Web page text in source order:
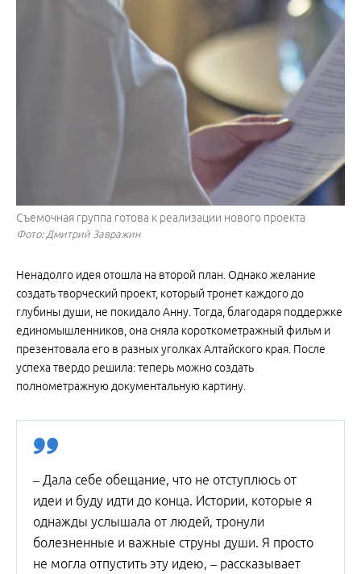
Съемочная группа готова к реализации нового проекта
Фото: Дмитрий Завражин
Ненадолго идея отошла на второй план. Однако желание
создать творческий проект, который тронет каждого до
глубины души, не покидало Анну. Тогда, благодаря поддержке
единомышленников, она сняла короткометражный фильм и
презентовала его в разных уголках Алтайского края. После
успеха твердо решила: теперь можно создать
полнометражную документальную картину.
– Дала себе обещание, что не отступлюсь от
идеи и буду идти до конца. Истории, которые я
однажды услышала от людей, тронули
болезненные и важные струны души. Я просто
не могла отпустить эту идею, – рассказывает